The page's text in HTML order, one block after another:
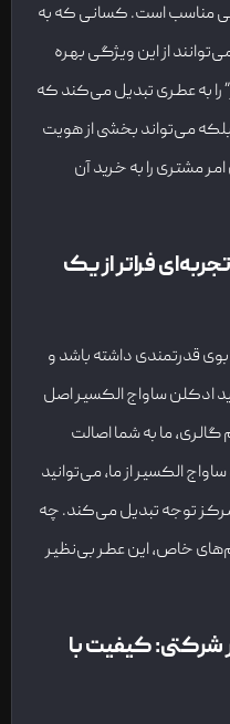
است. کسانی که به
از این ویژگی بهره
را به عطری تبدیل می‌کند که
می‌تواند بخشی از هویت
مشتری را به خرید آن
فراتر از یک
قدرتمندی داشته باشد و
ساواج الکسیر اصل
ما به شما اصالت
الکسیر از ما، می‌توانید
توجه تبدیل می‌کند. چه
خاص، این عطر بی‌نظیر
کیفیت با